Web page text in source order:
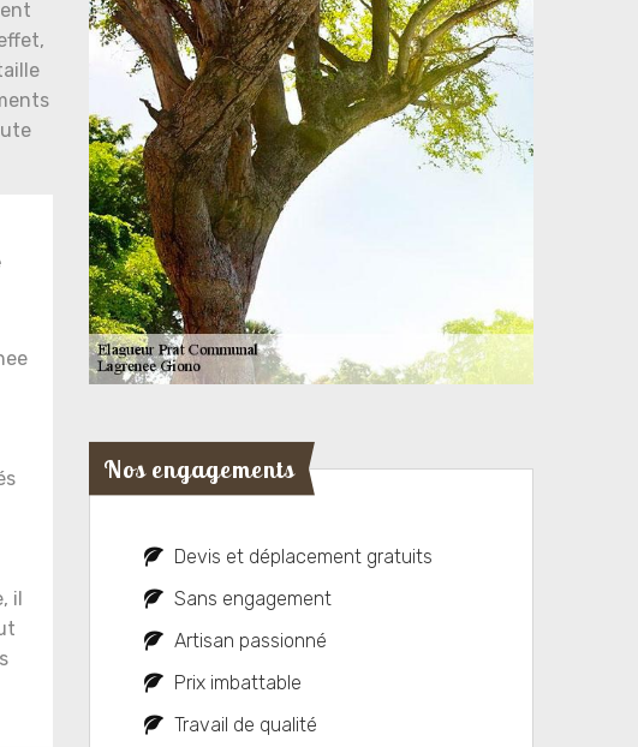
il
Nos engagements
Devis et déplacement gratuits
Sans engagement
Artisan passionné
Prix imbattable
Travail de qualité